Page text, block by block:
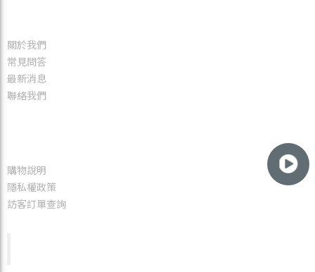
關於我們
常見問答
最新消息
聯絡我們
購物說明
隱私權政策
訪客訂單查詢